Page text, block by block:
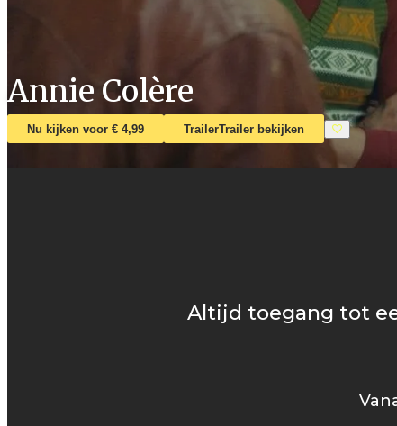
Annie Colère
Nu kijken voor € 4,99 TrailerTrailer bekijken
Altijd toegang tot